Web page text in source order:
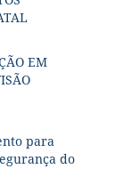
EM
para
do